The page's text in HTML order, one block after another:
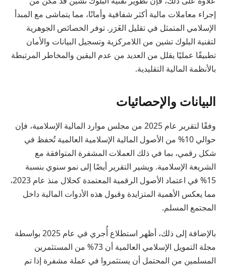
إجراء معاملات مالية أكثر شفافية وأمانًا، مما يتماشى مع المبدأ
الإسلامي المتمثل في تقليل الغَرَر. توفر الخصائص الجوهرية
لتقنية البلوك تشين من اللامركزية وتسجيل البيانات والأمان
تطبيقًا عمليًا يقلل من العديد من عدم اليقين والمخاطر المرتبطة
بالأنظمة المالية التقليدية.
البيانات والإحصائيات
وفقًا لتقرير عام 2025 من مجلس موارد المالية الإسلامية، فإن
حوالي 10% من الأصول المالية الإسلامية العالمية تُحفظ في
شكل رقمي، بما في ذلك العملات المشفرة المتوافقة مع
الشريعة الإسلامية. ويشير التقرير أيضًا إلى نمو سنوي بنسبة
15% في اعتماد الأصول الرقمية المعتمدة كحلال منذ عام 2023،
مما يعكس الأهمية المتزايدة وقبول هذه الأدوات المالية داخل
المجتمع المسلم.
بالإضافة إلى ذلك، أظهر استطلاع أُجري في عام 2025 بواسطة
مجلة التمويل الإسلامي العالمية أن 73% من المستثمرين
المسلمين من المحتمل أن يستثمروا في عملة مشفرة إذا تم